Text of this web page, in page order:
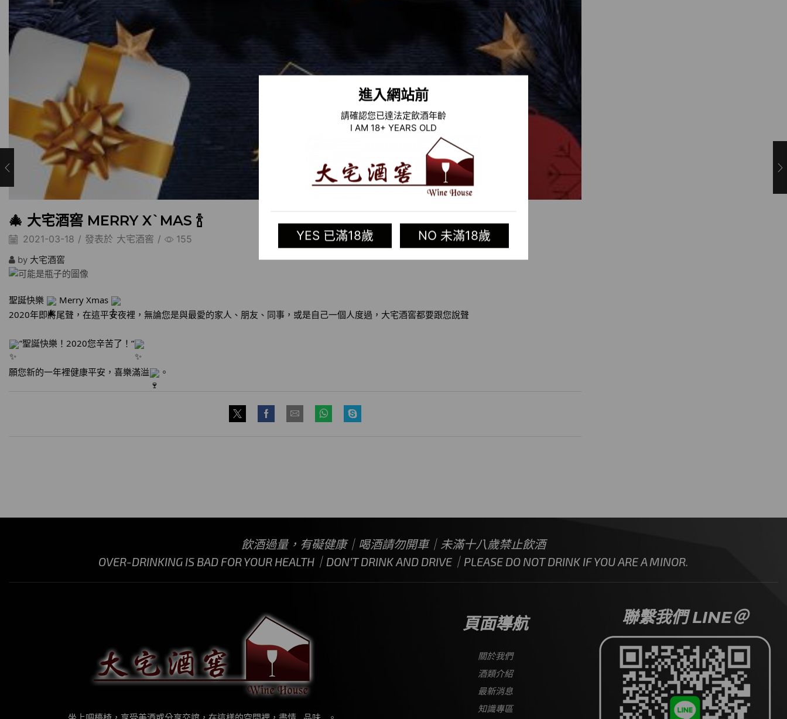
進入網站前
請確認您已達法定飲酒年齡
I AM 18+ YEARS OLD
YES 已滿18歲 NO 未滿18歲
🎄 大宅酒窖 MERRY X`MAS 🍾️
2021-03-18 / 發表於 大宅酒窖 /
155
by 大宅酒窖
聖誕快樂
Merry Xmas
2020年即將尾聲，在這平安夜裡，無論您是與最愛的家人、朋友、同事，或是自己一個人度過，大宅酒窖都要跟您說聲
”聖誕快樂！2020您辛苦了！”
願您新的一年裡健康平安，喜樂滿溢 。
飲酒過量，有礙健康｜喝酒請勿開車｜未滿十八歲禁止飲酒
OVER-DRINKING IS BAD FOR YOUR HEALTH｜DON’T DRINK AND DRIVE｜PLEASE DO NOT DRINK IF YOU ARE A MINOR.
頁面導航
關於我們
酒類介紹
最新消息
知識專區
聯繫我們 LINE＠